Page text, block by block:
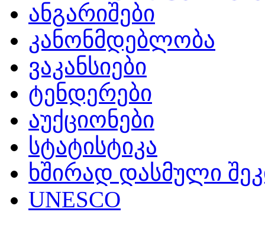
ანგარიშები
კანონმდებლობა
ვაკანსიები
ტენდერები
აუქციონები
სტატისტიკა
ხშირად დასმული
UNESCO